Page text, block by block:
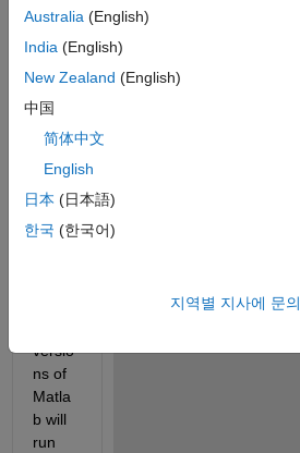
ns of
Matla
b?  I
ntly
run
2016
b and
need
versio
ns of
Matla
b will
run
Australia (English)
India (English)
New Zealand (English)
中国
简体中文
English
日本 (日本語)
한국 (한국어)
지역별 지사에 문의